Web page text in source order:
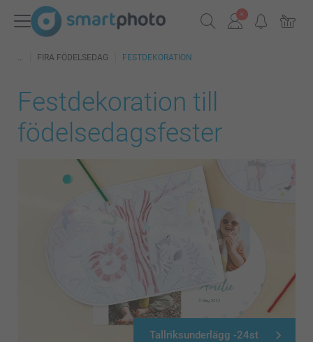
FIRA FÖDELSEDAG FESTDEKORATION
Festdekoration till
födelsedagsfester
Tallriksunderlägg -24st